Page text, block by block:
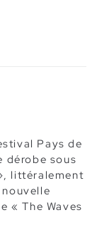
Pays de
dérobe sous
littéralement
« The Waves